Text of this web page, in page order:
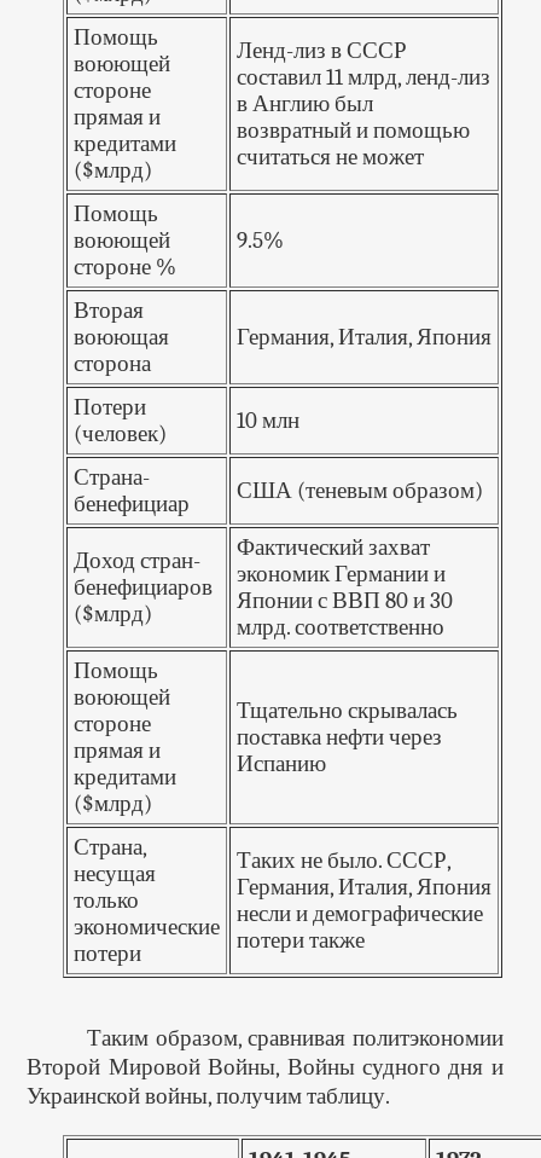
Помощь
воюющей
стороне
прямая и
кредитами
($млрд)
Ленд-лиз в СССР
составил 11 млрд, ленд-лиз
в Англию был
возвратный и помощью
считаться не может
Помощь
воюющей
стороне %
9.5%
Вторая
воюющая
сторона
Германия, Италия, Япония
Потери
(человек)
10 млн
Страна-
бенефициар
США (теневым образом)
Доход стран-
бенефициаров
($млрд)
Фактический захват
экономик Германии и
Японии с ВВП 80 и 30
млрд. соответственно
Помощь
воюющей
стороне
прямая и
кредитами
($млрд)
Тщательно скрывалась
поставка нефти через
Испанию
Страна,
несущая
только
экономические
потери
Таких не было. СССР,
Германия, Италия, Япония
несли и демографические
потери также
Таким образом, сравнивая политэкономии
Второй Мировой Войны, Войны судного дня и
Украинской войны, получим таблицу.